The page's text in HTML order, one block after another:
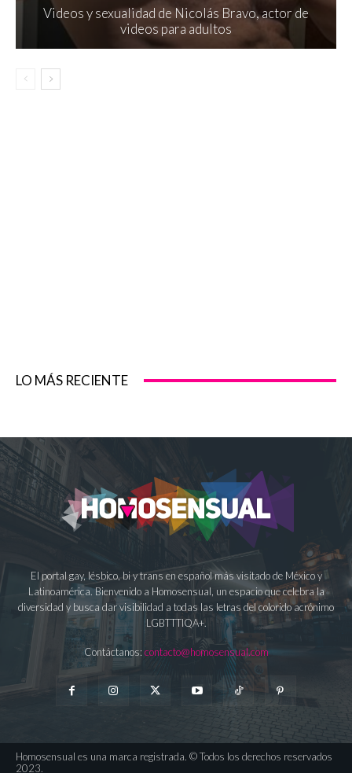
Videos y sexualidad de Nicolás Bravo, actor de
videos para adultos
LO MÁS RECIENTE
El portal gay, lésbico, bi y trans en español más visitado de México y
Latinoamérica. Bienvenido a Homosensual, un espacio que celebra la
diversidad y busca dar visibilidad a todas las letras del colorido acrónimo
LGBTTTIQA+.
Contáctanos: contacto@homosensual.com
Homosensual es una marca registrada. © Todos los derechos reservados
2023.